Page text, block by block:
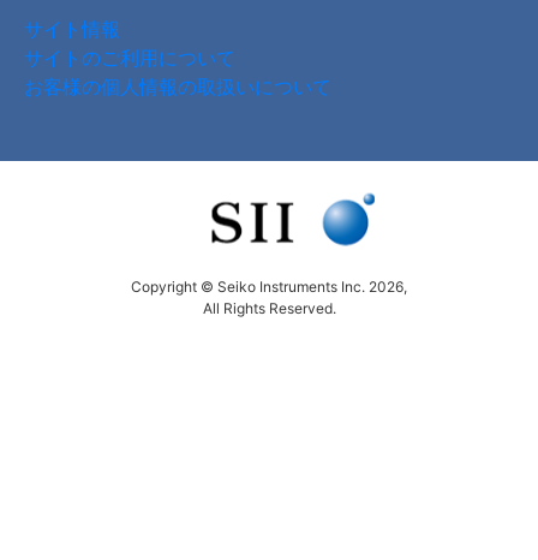
サイト情報
サイトのご利用について
お客様の個人情報の取扱いについて
Copyright © Seiko Instruments Inc. 2026,
All Rights Reserved.